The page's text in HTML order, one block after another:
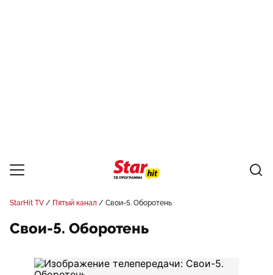
StarHit TV Пятый канал Свои-5. Оборотень
Свои-5. Оборотень